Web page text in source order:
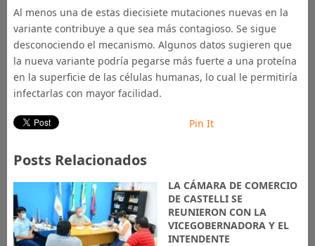
Al menos una de estas diecisiete mutaciones nuevas en la
variante contribuye a que sea más contagioso. Se sigue
desconociendo el mecanismo. Algunos datos sugieren que
la nueva variante podría pegarse más fuerte a una proteína
en la superficie de las células humanas, lo cual le permitiría
infectarlas con mayor facilidad.
Pin It
Posts Relacionados
LA CÁMARA DE COMERCIO
DE CASTELLI SE
REUNIERON CON LA
VICEGOBERNADORA Y EL
INTENDENTE